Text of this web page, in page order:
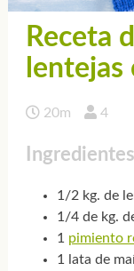
Receta
lentejas
20m 4
Ingredientes
1/2 kg. de
1/4 de kg.
1 pimiento
1 lata de